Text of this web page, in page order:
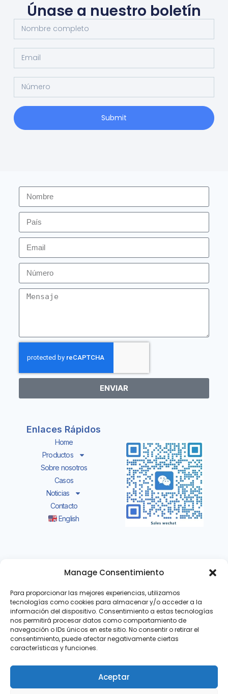
Manage Consentimiento
Para proporcionar las mejores experiencias, utilizamos
tecnologías como cookies para almacenar y/o acceder a la
información del dispositivo. Consentimiento a estas tecnologías
nos permitirá procesar datos como comportamiento de
navegación o IDs únicos en este sitio. No consentir o retirar el
consentimiento, puede afectar negativamente ciertas
características y funciones.
Aceptar
Únase a nuestro boletín
Submit
ENVIAR
Enlaces Rápidos
Home
Productos
Sobre nosotros
Casos
Noticias
Contacto
English
Muyuan Shishan Town, Nanhai District, Foshan
City, Guang Dong of China.
Whatsapp/wechat:+86-18775455365
Departamento de Exportación:+86-757-
81208757